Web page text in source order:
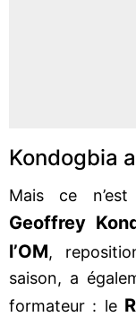
Kondogbia
Mais ce
Geoffrey
l’OM,
saison, a
formateur : le